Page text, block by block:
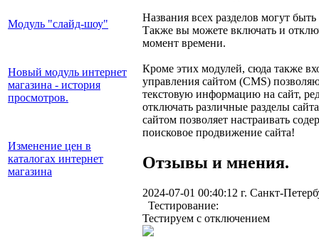
Модуль "слайд-шоу"
Новый модуль интернет
магазина - история
просмотров.
Изменение цен в
каталогах интернет
магазина
Названия всех разделов могут
Также вы можете включать и
момент времени.
Кроме этих модулей, сюда также
управления сайтом (CMS)
текстовую информацию на сайт,
отключать различные разделы
сайтом позволяет настраивать
поисковое продвижение сайта!
Отзывы и мнения.
2024-07-01 00:40:12 г. Санкт-
Тестирование:
Тестируем с отключением